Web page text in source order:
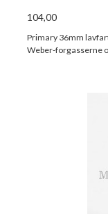
104,00
Primary 36mm
Weber-forgasserne